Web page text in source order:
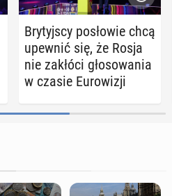
Bry­tyj­scy po­sło­wie chcą
upewnić się, że Rosja
nie zakłóci gło­so­wa­nia
w czasie Eu­ro­wi­zji